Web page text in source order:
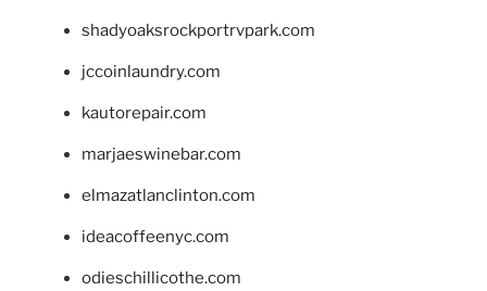
shadyoaksrockportrvpark.com
jccoinlaundry.com
kautorepair.com
marjaeswinebar.com
elmazatlanclinton.com
ideacoffeenyc.com
odieschillicothe.com